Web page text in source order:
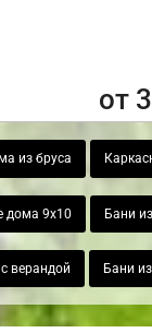
от
из бруса
дома 9х10 Бани
верандой Бани